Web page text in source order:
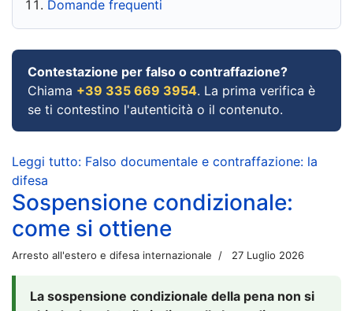
Domande frequenti
Contestazione per falso o contraffazione?
Chiama +39 335 669 3954. La prima verifica è
se ti contestino l'autenticità o il contenuto.
Leggi tutto: Falso documentale e contraffazione: la
difesa
Sospensione condizionale:
come si ottiene
Arresto all'estero e difesa internazionale 27 Luglio 2026
La sospensione condizionale della pena non si